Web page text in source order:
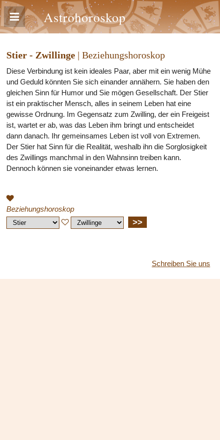
Astrohoroskop
Stier - Zwillinge | Beziehungshoroskop
Diese Verbindung ist kein ideales Paar, aber mit ein wenig Mühe
und Geduld könnten Sie sich einander annähern. Sie haben den
gleichen Sinn für Humor und Sie mögen Gesellschaft. Der Stier
ist ein praktischer Mensch, alles in seinem Leben hat eine
gewisse Ordnung. Im Gegensatz zum Zwilling, der ein Freigeist
ist, wartet er ab, was das Leben ihm bringt und entscheidet
dann danach. Ihr gemeinsames Leben ist voll von Extremen.
Der Stier hat Sinn für die Realität, weshalb ihn die Sorglosigkeit
des Zwillings manchmal in den Wahnsinn treiben kann.
Dennoch können sie voneinander etwas lernen.
Beziehungshoroskop
>>
Schreiben Sie uns